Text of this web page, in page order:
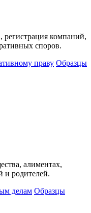
регистрация компаний,
споров.
праву Образцы
алиментах,
и родителей.
делам Образцы